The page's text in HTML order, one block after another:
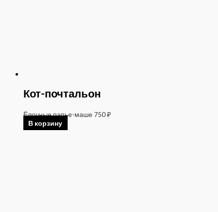
Кот-почтальон
Ёлочные папье-маше 750₽
В корзину